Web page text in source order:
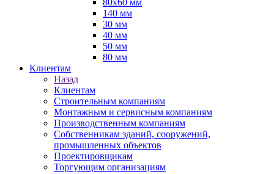
80х60 мм
140 мм
30 мм
40 мм
50 мм
80 мм
Клиентам
Назад
Клиентам
Строительным компаниям
Монтажным и сервисным компаниям
Производственным компаниям
Собственникам зданий, сооружений,
промышленных объектов
Проектировщикам
Торгующим организациям